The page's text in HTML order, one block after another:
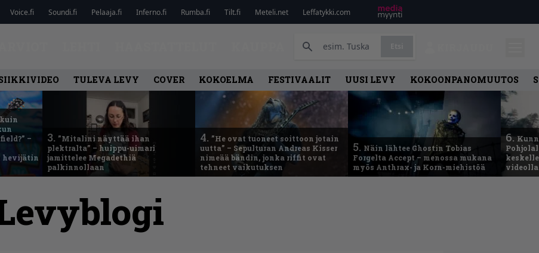
Voice.fi Soundi.fi Pelaaja.fi Inferno.fi Rumba.fi Tilt.fi Meteli.net Leffatykki.com
TULEVA LEVY COVER KOKOELMA FESTIVAALIT UUSI LEVY KOKOONPANOMUUTOS
–
hevijätin
3. ”Mitalini näyttää ihan
plektralta” – huippu-uimari
jamittelee Megadethiä
palkinnollaan
4. ”He ovat tuoneet soittoon jotain
uutta” – Sepulturan Andreas Kisser
nimeää bändin, jonka riffit ovat
tehneet vaikutuksen
5. Näin lähtee Ghostin Tobias
Forgelta Accept – menossa mukana
myös Anthrax- ja Korn-miehistöä
6.